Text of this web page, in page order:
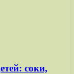
соки,